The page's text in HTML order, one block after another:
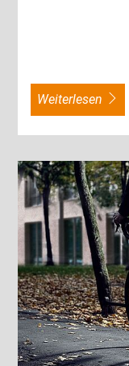
weiterlesen